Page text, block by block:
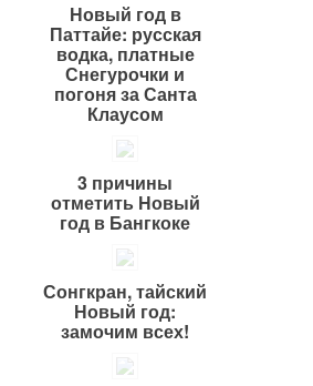
Новый год в
Паттайе: русская
водка, платные
Снегурочки и
погоня за Санта
Клаусом
3 причины
отметить Новый
год в Бангкоке
Сонгкран, тайский
Новый год:
замочим всех!